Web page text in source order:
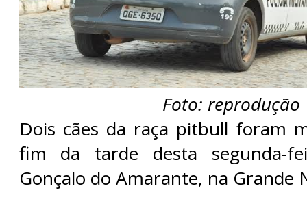
Foto: reprodução
Dois cães da raça pitbull foram
fim da tarde desta segunda-
Gonçalo do Amarante, na Grande